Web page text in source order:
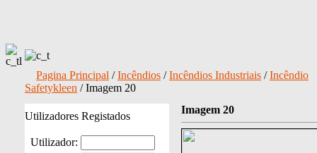
Pagina Principal /Incêndios /Incêndios Industriais /Incêndio
Safetykleen / Imagem 20
Utilizadores Registados
Utilizador:
Imagem 20